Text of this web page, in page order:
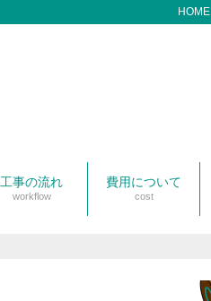
HOME
工事の流れ
workflow
費用について
cost